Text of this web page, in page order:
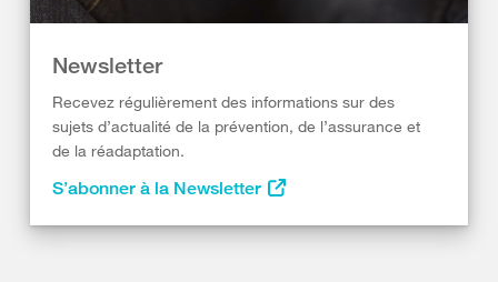
Newsletter
Recevez régulièrement des informations sur des
sujets d’actualité de la prévention, de l’assurance et
de la réadaptation.
S’abonner à la Newsletter